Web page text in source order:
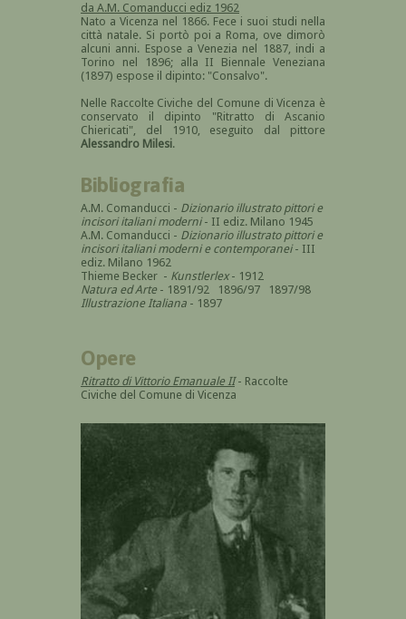
da A.M. Comanducci ediz 1962
Nato a Vicenza nel 1866. Fece i suoi studi nella
città natale. Si portò poi a Roma, ove dimorò
alcuni anni. Espose a Venezia nel 1887, indi a
Torino nel 1896; alla II Biennale Veneziana
(1897) espose il dipinto: "Consalvo".
Nelle Raccolte Civiche del Comune di Vicenza è
conservato il dipinto "Ritratto di Ascanio
Chiericati", del 1910, eseguito dal pittore
Alessandro Milesi.
Bibliografia
A.M. Comanducci - Dizionario illustrato pittori e
incisori italiani moderni- II ediz. Milano 1945
A.M. Comanducci - Dizionario illustrato pittori e
incisori italiani moderni e contemporanei- III
ediz. Milano 1962
Thieme Becker - Kunstlerlex- 1912
Natura ed Arte - 1891/92 1896/97 1897/98
Illustrazione Italiana - 1897
Opere
Ritratto di Vittorio Emanuale II- Raccolte
Civiche del Comune di Vicenza